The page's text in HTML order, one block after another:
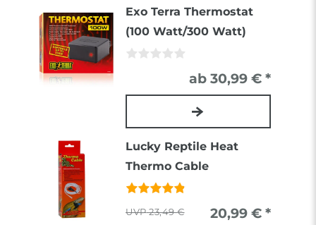
Exo Terra Thermostat
(100 Watt/300 Watt)
ab 30,99 € *
Lucky Reptile Heat
Thermo Cable
23,49 € 20,99 € *